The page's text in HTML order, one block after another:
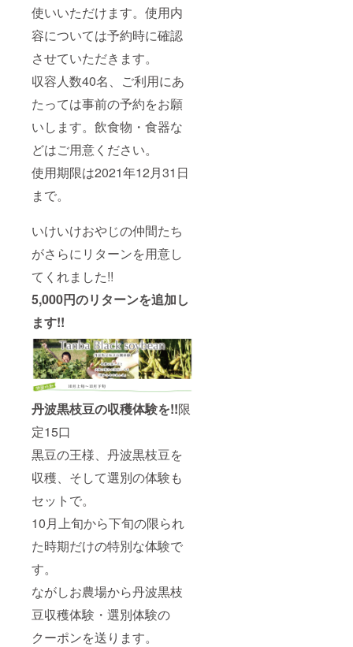
使いいただけます。使用内
容については予約時に確認
させていただきます。
収容人数40名、ご利用にあ
たっては事前の予約をお願
いします。飲食物・食器な
どはご用意ください。
使用期限は2021年12月31日
まで。
いけいけおやじの仲間たち
がさらにリターンを用意し
てくれました!!
5,000円のリターンを追加し
ます!!
丹波黒枝豆の収穫体験を!!限
定15口
黒豆の王様、丹波黒枝豆を
収穫、そして選別の体験も
セットで。
10月上旬から下旬の限られ
た時期だけの特別な体験で
す。
ながしお農場から丹波黒枝
豆収穫体験・選別体験の
クーポンを送ります。